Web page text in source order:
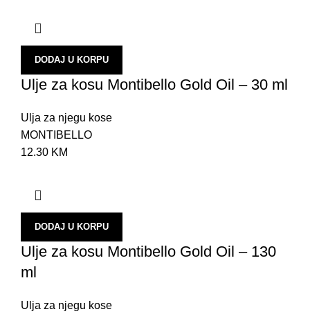
DODAJ U KORPU
Ulje za kosu Montibello Gold Oil – 30 ml
Ulja za njegu kose
MONTIBELLO
12.30 KM
DODAJ U KORPU
Ulje za kosu Montibello Gold Oil – 130
ml
Ulja za njegu kose